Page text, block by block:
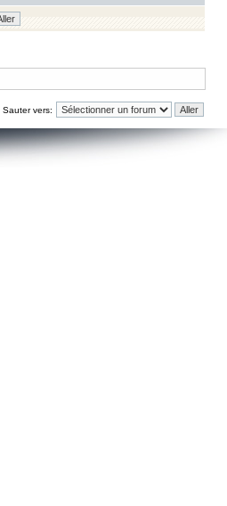
Sauter vers: